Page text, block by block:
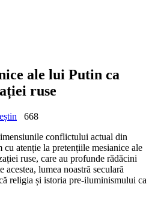
ale lui Putin ca
ruse
668
conflictului actual din
atenție la pretențiile mesianice ale
ruse, care au profunde rădăcini
lumea noastră seculară
religia și istoria pre-iluminismului ca